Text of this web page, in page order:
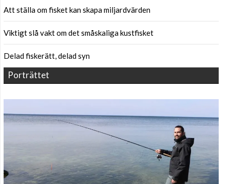
Att ställa om fisket kan skapa miljardvärden
Viktigt slå vakt om det småskaliga kustfisket
Delad fiskerätt, delad syn
Porträttet